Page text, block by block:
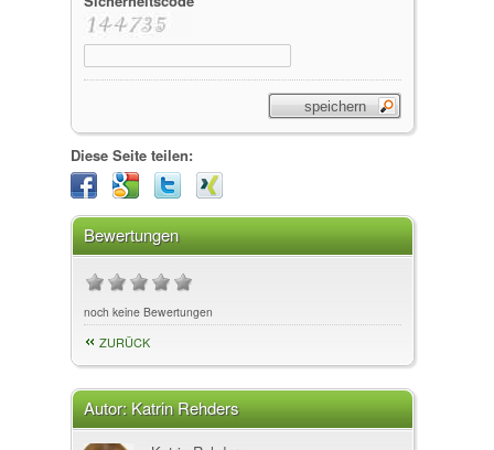
Diese Seite teilen:
Bewertungen
noch keine Bewertungen
ZURÜCK
Autor:Katrin Rehders